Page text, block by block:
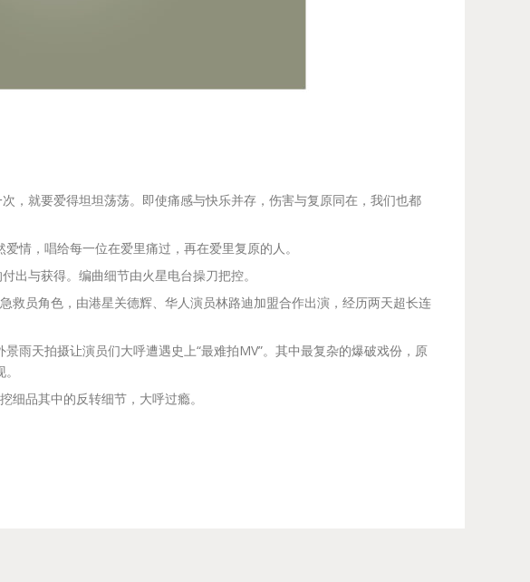
，就要爱得坦坦荡荡。即使痛感与快乐并存，伤害与复原同在，我们也都
情，唱给每一位在爱里痛过，再在爱里复原的人。
出与获得。编曲细节由火星电台操刀把控。
救员角色，由港星关德辉、华人演员林路迪加盟合作出演，经历两天超长连
雨天拍摄让演员们大呼遭遇史上“最难拍MV”。其中最复杂的爆破戏份，原
品其中的反转细节，大呼过瘾。